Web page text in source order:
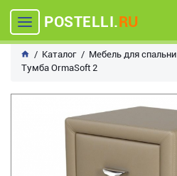
POSTELLI.RU
Каталог Мебель для спальни
Тумба OrmaSoft 2